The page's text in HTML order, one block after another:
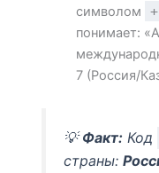
символом
+
понимает:
7 (Россия/
💡Факт:Код
страны: